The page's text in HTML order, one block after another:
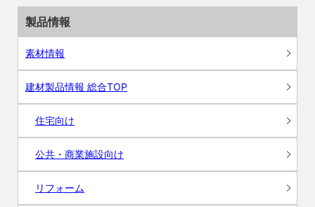
製品情報
素材情報
建材製品情報 総合TOP
住宅向け
公共・商業施設向け
リフォーム